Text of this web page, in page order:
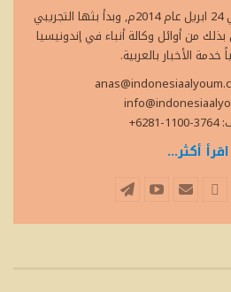
وتأسس إندونيسيا اليوم في 24 ابريل عام 2014م, وبدأ بثها التجريبي
لتكون بذلك من أوائل وكالة أنباء في إندونيسيا
خدمة الأخبار بالعربية.
اقرأ أكثر...